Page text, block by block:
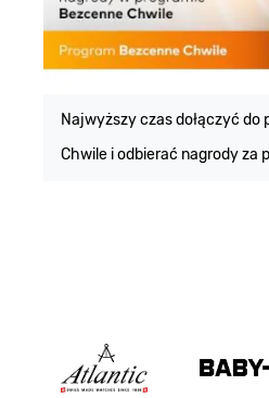
Najwyższy czas dołączyć do
Chwile i odbierać nagrody za